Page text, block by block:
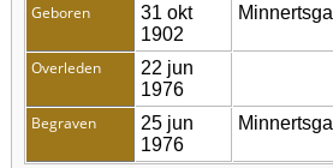
Geboren
31 okt
1902
Minnertsga
Overleden
22 jun
1976
Begraven
25 jun
1976
Minnertsga